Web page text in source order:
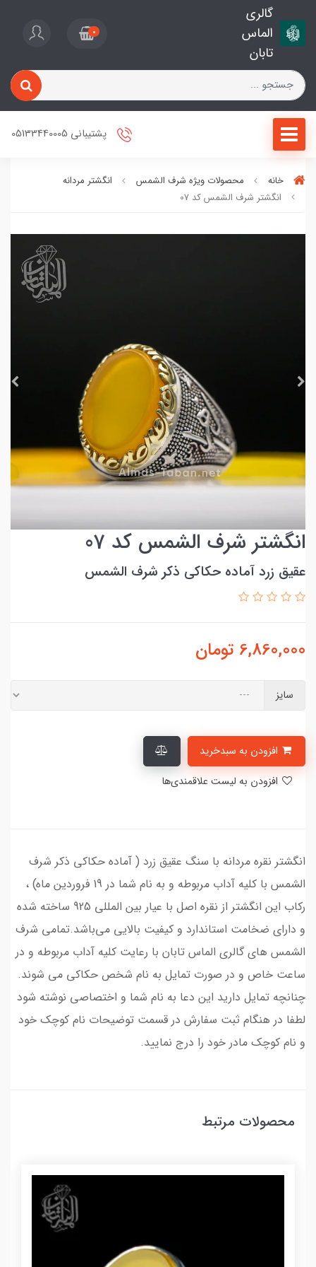
گالری
الماس
تابان
0
پشتیبانی 05133440005
خانه محصولات ویژه شرف الشمس
انگشتر مردانه
انگشتر شرف الشمس کد 07
انگشتر شرف الشمس کد 07
عقیق زرد آماده حکاکی ذکر شرف الشمس
6,860,000 تومان
سایز
انگشتر نقره مردانه با سنگ عقیق زرد ( آماده حکاکی ذکر شرف
الشمس با کلیه آداب مربوطه و به نام شما در 19 فروردین ماه) ،
رکاب این انگشتر از نقره اصل با عیار بین المللی 925 ساخته شده
و دارای ضخامت استاندارد و کیفیت بالایی می‌باشد.تمامی شرف
الشمس های گالری الماس تابان با رعایت کلیه آداب مربوطه و در
ساعت خاص و در صورت تمایل به نام شخص حکاکی می شوند.
چنانچه تمایل دارید این دعا به نام شما و اختصاصی نوشته شود
لطفا در هنگام ثبت سفارش در قسمت توضیحات نام کوچک خود
و نام کوچک مادر خود را درج نمایید.
محصولات مرتبط